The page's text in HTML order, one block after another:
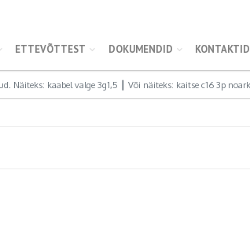
ETTEVÕTTEST DOKUMENDID KONTAKTID